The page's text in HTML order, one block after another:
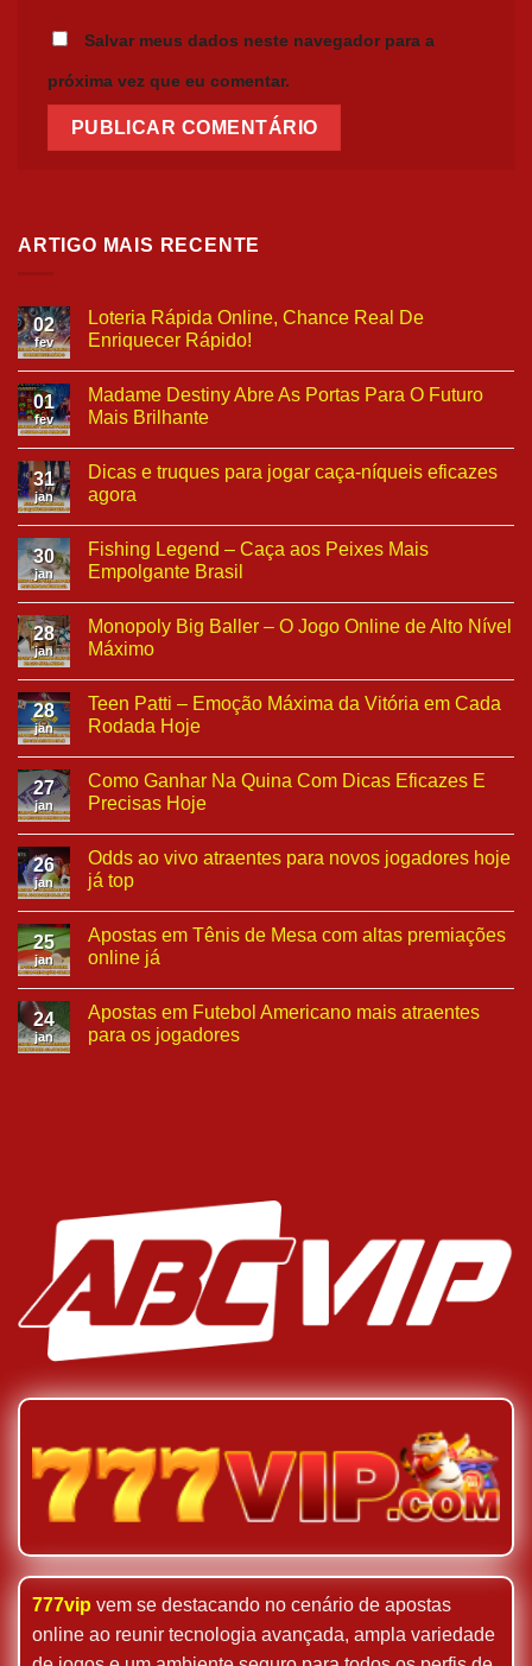
ARTIGO MAIS RECENTE
02
fev
Loteria Rápida Online, Chance Real De
Enriquecer Rápido!
01
fev
Madame Destiny Abre As Portas Para O Futuro
Mais Brilhante
31
jan
Dicas e truques para jogar caça-níqueis eficazes
agora
30
jan
Fishing Legend – Caça aos Peixes Mais
Empolgante Brasil
28
jan
Monopoly Big Baller – O Jogo Online de Alto Nível
Máximo
28
jan
Teen Patti – Emoção Máxima da Vitória em Cada
Rodada Hoje
27
jan
Como Ganhar Na Quina Com Dicas Eficazes E
Precisas Hoje
26
jan
Odds ao vivo atraentes para novos jogadores hoje
já top
25
jan
Apostas em Tênis de Mesa com altas premiações
online já
24
jan
Apostas em Futebol Americano mais atraentes
para os jogadores
Salvar meus dados neste navegador para a
próxima vez que eu comentar.
777vip vem se destacando no cenário de apostas
online ao reunir tecnologia avançada, ampla variedade